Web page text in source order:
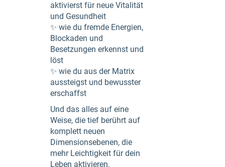
aktivierst für neue Vitalität
und Gesundheit
✨ wie du fremde Energien,
Blockaden und
Besetzungen erkennst und
löst
✨ wie du aus der Matrix
aussteigst und bewusster
erschaffst
Und das alles auf eine
Weise, die tief berührt auf
komplett neuen
Dimensionsebenen, die
mehr Leichtigkeit für dein
Leben aktivieren.